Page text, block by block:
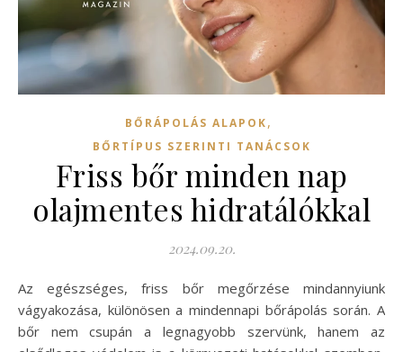
BŐRÁPOLÁS ALAPOK,
BŐRTÍPUS SZERINTI TANÁCSOK
Friss bőr minden nap
olajmentes hidratálókkal
2024.09.20.
Az egészséges, friss bőr megőrzése mindannyiunk
vágyakozása, különösen a mindennapi bőrápolás során. A
bőr nem csupán a legnagyobb szervünk, hanem az